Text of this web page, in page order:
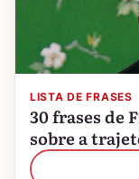
LISTA DE FRASES
30 frases de
sobre a